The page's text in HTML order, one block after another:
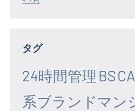
タグ
24時間管理 BS
系ブランドマン